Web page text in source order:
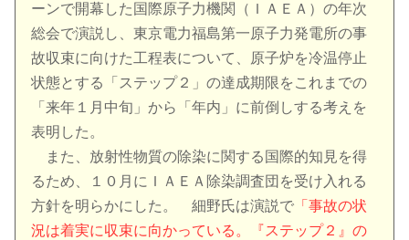
ーンで開幕した国際原子力機関（ＩＡＥＡ）の年次
総会で演説し、東京電力福島第一原子力発電所の事
故収束に向けた工程表について、原子炉を冷温停止
状態とする「ステップ２」の達成期限をこれまでの
「来年１月中旬」から「年内」に前倒しする考えを
表明した。
また、放射性物質の除染に関する国際的知見を得
るため、１０月にＩＡＥＡ除染調査団を受け入れる
方針を明らかにした。 細野氏は演説で 「事故の状
況は着実に収束に向かっている。『ステップ２』の